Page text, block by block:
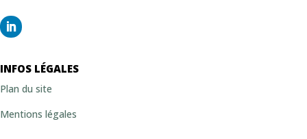
INFOS LÉGALES
Plan du site
Mentions légales